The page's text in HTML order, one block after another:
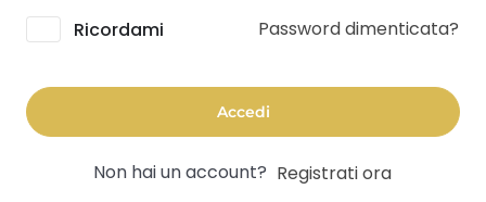
Alternative:
Ricordami Password dimenticata?
Accedi
Non hai un account? Registrati ora